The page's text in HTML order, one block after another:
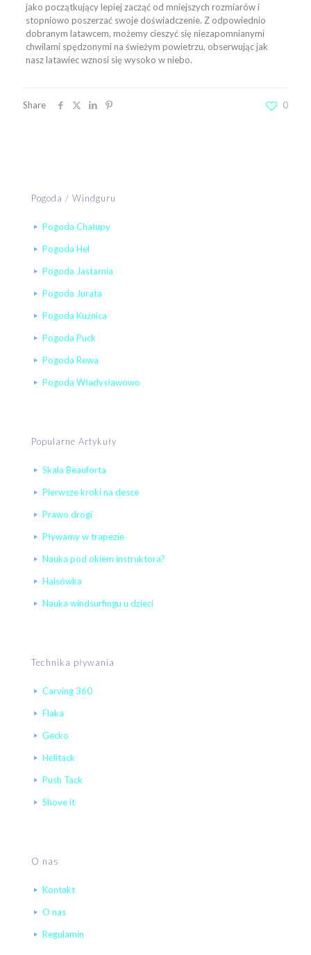
jako początkujący lepiej zacząć od mniejszych rozmiarów i
stopniowo poszerzać swoje doświadczenie. Z odpowiednio
dobranym latawcem, możemy cieszyć się niezapomnianymi
chwilami spędzonymi na świeżym powietrzu, obserwując jak
nasz latawiec wznosi się wysoko w niebo.
Share 0
Pogoda / Windguru
Pogoda Chałupy
Pogoda Hel
Pogoda Jastarnia
Pogoda Jurata
Pogoda Kuźnica
Pogoda Puck
Pogoda Rewa
Pogoda Władysławowo
Popularne Artykuły
Skala Beauforta
Pierwsze kroki na desce
Prawo drogi
Pływamy w trapezie
Nauka pod okiem instruktora?
Halsówka
Nauka windsurfingu u dzieci
Technika pływania
Carving 360
Flaka
Gecko
Helitack
Push Tack
Shove it
O nas
Kontakt
O nas
Regulamin